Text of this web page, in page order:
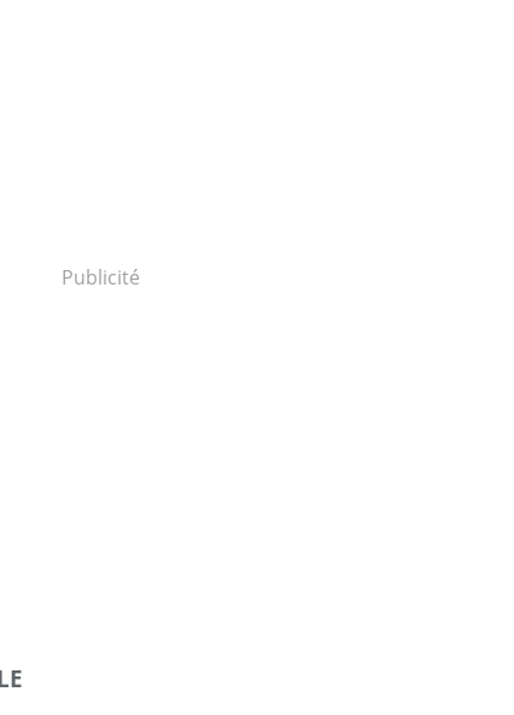
Publicité